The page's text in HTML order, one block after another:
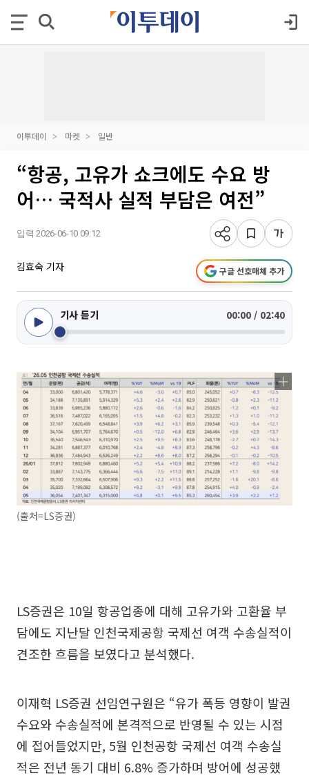
이투데이 마켓 일반
“항공, 고유가 쇼크에도 수요 방
어… 국적사 실적 부담은 여전”
입력 2026-06-10 09:12
김효숙 기자 구글 선호매체 추가
기사 듣기 00:00 / 02:40
(출처=LS증권)
LS증권은 10일 항공업종에 대해 고유가와 고환율 부
담에도 지난달 인천국제공항 국제선 여객 수송실적이
견조한 흐름을 보였다고 분석했다.
이재혁 LS증권 선임연구원은 “유가 폭등 영향이 발권
수요와 수송실적에 본격적으로 반영될 수 있는 시점
에 접어들었지만, 5월 인천공항 국제선 여객 수송실
적은 전년 동기 대비 6.8% 증가하며 방어에 성공했